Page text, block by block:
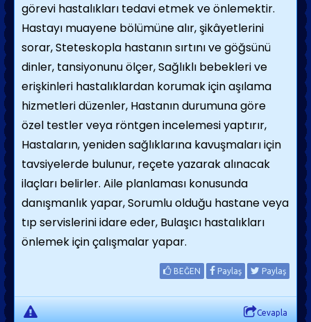
görevi hastalıkları tedavi etmek ve önlemektir.
Hastayı muayene bölümüne alır, şikâyetlerini
sorar, Steteskopla hastanın sırtını ve göğsünü
dinler, tansiyonunu ölçer, Sağlıklı bebekleri ve
erişkinleri hastalıklardan korumak için aşılama
hizmetleri düzenler, Hastanın durumuna göre
özel testler veya röntgen incelemesi yaptırır,
Hastaların, yeniden sağlıklarına kavuşmaları için
tavsiyelerde bulunur, reçete yazarak alınacak
ilaçları belirler. Aile planlaması konusunda
danışmanlık yapar, Sorumlu olduğu hastane veya
tıp servislerini idare eder, Bulaşıcı hastalıkları
önlemek için çalışmalar yapar.
BEĞEN Paylaş Paylaş
Cevapla